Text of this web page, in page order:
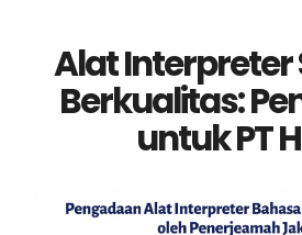
Alat
Berkualitas:
untuk PT